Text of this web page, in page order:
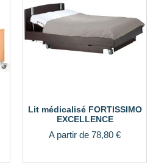
Lit médicalisé FORTISSIMO
EXCELLENCE
A partir de 78,80 €